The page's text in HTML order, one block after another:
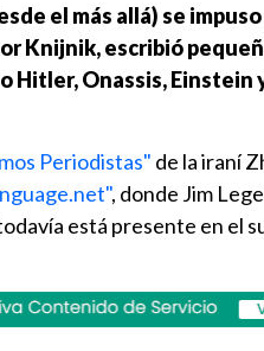
el más allá) se
Knijnik, escribió
Hitler, Onassis, Einstein
Periodistas" de la iraní
, donde Jim
está presente en el